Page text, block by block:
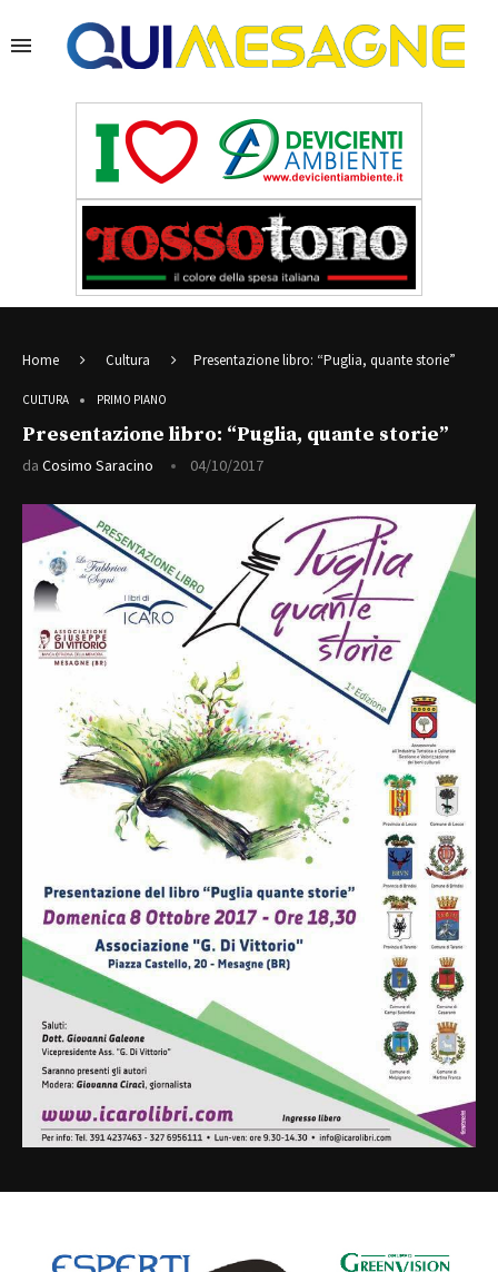
Home Cultura Presentazione libro: “Puglia, quante storie”
CULTURA PRIMO PIANO
Presentazione libro: “Puglia, quante storie”
da Cosimo Saracino 04/10/2017